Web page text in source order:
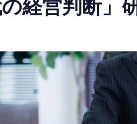
の経営判断」